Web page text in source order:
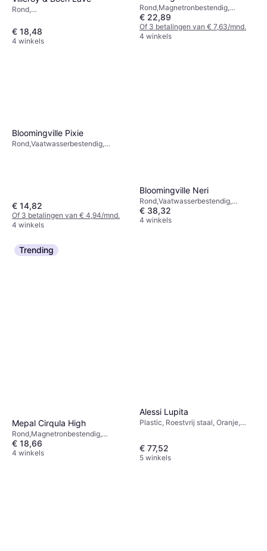
Rond,
Vaatwasserbestendig, Porselein,
Aardewerk, Steengoed, Keramiek,
€ 18,48
4 winkels
Rond,Magnetronbestendig,
Vaatwasserbestendig, Aardewerk,
Steengoed, Keramiek, Groen,
Bruin
€ 22,89
Of 3 betalingen van € 7,63/mnd.
4 winkels
Bloomingville Pixie
Rond,Vaatwasserbestendig,
€ 14,82
Of 3 betalingen van € 4,94/mnd.
4 winkels
Bloomingville Neri
Rond,Vaatwasserbestendig,
Magnetronbestendig, Steengoed,
Zwart
€ 38,32
4 winkels
Trending
Mepal Cirqula High
Rond,Magnetronbestendig,
Stapelbaar, Vriezerbestendig,
BPA-vrij, Vaatwasserbestendig,
€ 18,66
4 winkels
Alessi Lupita
Plastic, Roestvrij staal, Oranje,
€ 77,52
5 winkels